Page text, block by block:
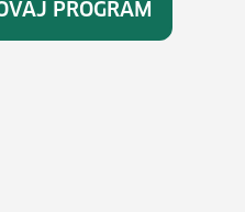
PROGRAM